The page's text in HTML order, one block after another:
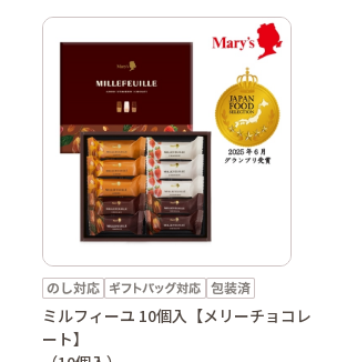
ミルフィーユ 10個入【メリーチョコレ
ート】